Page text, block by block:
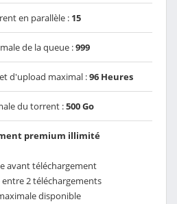
en parallèle : 15
de la queue :999
d'upload maximal :96 Heures
du torrent :500 Go
premium illimité
avant téléchargement
2 téléchargements
disponible